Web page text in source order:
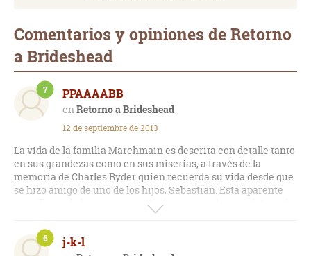
Comentarios y opiniones de Retorno
a Brideshead
PPAAAABB
Retorno a Brideshead
7
12 de septiembre de 2013
La vida de la familia Marchmain es descrita con detalle tanto
en sus grandezas como en sus miserias, a través de la
memoria de Charles Ryder quien recuerda su vida desde que
se hizo amigo de uno de los hijos, Sebastian. Esta aparente
sencillez es la base para construir una novela completa en la
que la religión, y su influencia en todos y cada uno de los
miembros familiares, es el eje de la misma. Me ha gustado
mucho y es una obra que merece la pena.
j-k-l
6